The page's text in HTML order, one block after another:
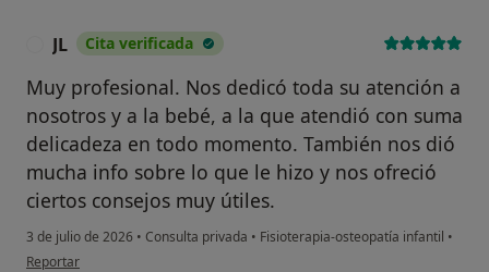
JL Cita verificada
Muy profesional. Nos dedicó toda su atención a
nosotros y a la bebé, a la que atendió con suma
delicadeza en todo momento. También nos dió
mucha info sobre lo que le hizo y nos ofreció
ciertos consejos muy útiles.
3 de julio de 2026 • Consulta privada • Fisioterapia-osteopatía infantil •
en opinión del usuario JL
Reportar